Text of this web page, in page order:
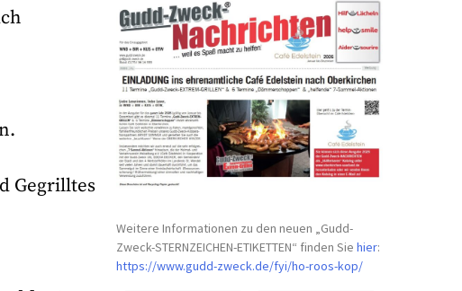
Gegrilltes
Weitere Informationen zu den neuen „Gudd-
Zweck-STERNZEICHEN-ETIKETTEN“ finden Siehier:
https://www.gudd-zweck.de/fyi/ho-roos-kop/